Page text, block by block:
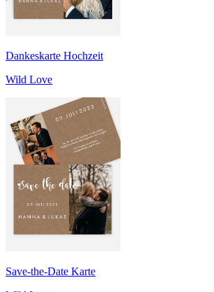
Dankeskarte Hochzeit
Wild Love
Save-the-Date Karte